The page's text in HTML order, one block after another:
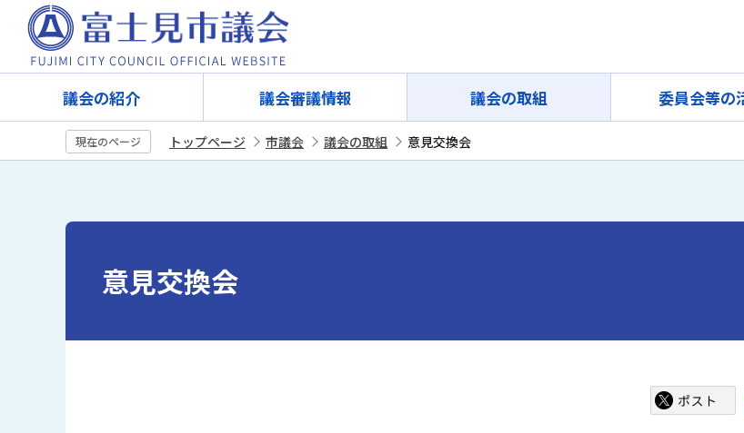
先
議会の紹介 議会審議情報 議会の取組 委員会等の
現在のページ トップページ 市議会 議会の取組 意見交換会
意見交換会